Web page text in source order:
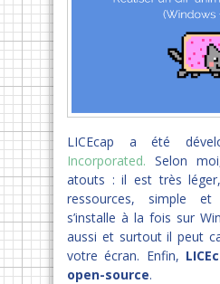
LICEcap a été
Incorporated. Selon
atouts : il est très
ressources, simple
s’installe à la fois sur
aussi et surtout il peut
votre écran. Enfin,
open-source.